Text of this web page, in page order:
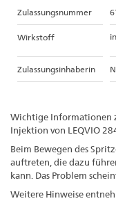
Zulassungsnummer
Wirkstoff
Zulassungsinhaberin
Wichtige Informationen
Injektion von LEQVIO
Beim Bewegen des
auftreten, die dazu
kann. Das Problem
Weitere Hinweise